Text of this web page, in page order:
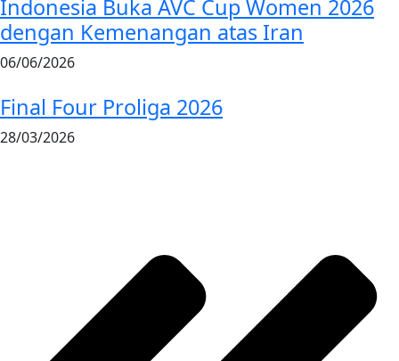
Indonesia Buka AVC Cup Women 2026
dengan Kemenangan atas Iran
06/06/2026
Final Four Proliga 2026
28/03/2026